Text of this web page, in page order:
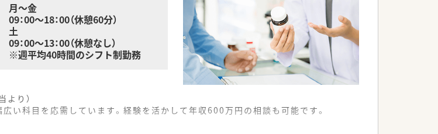
月～金
09：00～18：00（休憩60分）
土
09：00～13：00（休憩なし）
※週平均40時間のシフト制勤務
り）
い科目を応需しています。経験を活かして年収600万円の相談も可能です。